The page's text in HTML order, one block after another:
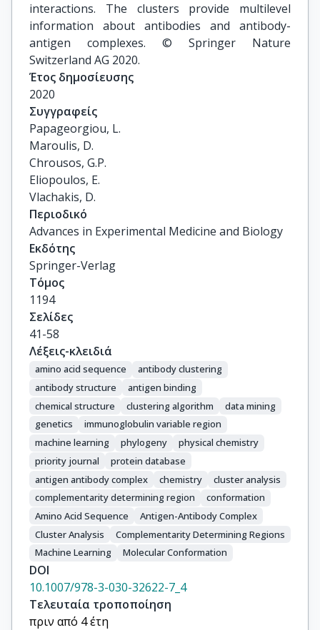
interactions. The clusters provide multilevel
information about antibodies and antibody-
antigen complexes. © Springer Nature
Switzerland AG 2020.
Έτος δημοσίευσης
2020
Συγγραφείς
Papageorgiou, L.
Maroulis, D.
Chrousos, G.P.
Eliopoulos, E.
Vlachakis, D.
Περιοδικό
Advances in Experimental Medicine and Biology
Εκδότης
Springer-Verlag
Τόμος
1194
Σελίδες
41-58
Λέξεις-κλειδιά
amino acid sequence
antibody clustering
antibody structure
antigen binding
chemical structure
clustering algorithm
data mining
genetics
immunoglobulin variable region
machine learning
phylogeny
physical chemistry
priority journal
protein database
antigen antibody complex
chemistry
cluster analysis
complementarity determining region
conformation
Amino Acid Sequence
Antigen-Antibody Complex
Cluster Analysis
Complementarity Determining Regions
Machine Learning
Molecular Conformation
DOI
10.1007/978-3-030-32622-7_4
Τελευταία τροποποίηση
πριν από 4 έτη